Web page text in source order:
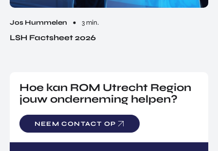
Jos Hummelen 3 min.
LSH Factsheet 2026
Hoe kan ROM Utrecht Region
jouw onderneming helpen?
NEEM CONTACT OP